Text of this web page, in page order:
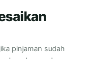
pinjaman sudah